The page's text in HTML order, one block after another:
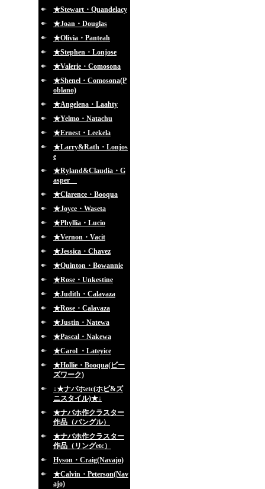
★Stewart・Quandelacy
★Joan・Douglas
★Olivia・Panteah
★Stephen・Lonjose
★Valerie・Comosona
★Shenel・Comosona(P
oblano)
★Angelena・Laahty
★Yelmo・Natachu
★Ernest・Leekela
★Larry&Rath・Lonjos
e
★Ryland&Claudia・G
asper
★Clarence・Booqua
★Joyce・Waseta
★Phyllia・Lucio
★Vernon・Vacit
★Jessica・Chavez
★Quinton・Bowannie
★Rose・Unkestine
★Judith・Calavaza
★Rose・Calavaza
★Justin・Natewa
★Pascal・Nakewa
★Carol ・Lateyice
★Hollie・Booqua(ビー
ズワーク)
↓★ナバホetc(ホピ&ズ
ニスタイル)★↓
★ナバホ作クラスター
作品（バングル）
★ナバホ作クラスター
作品（リングetc）
Hyson・Craig(Navajo)
★Calvin・Peterson(Nav
ajo)